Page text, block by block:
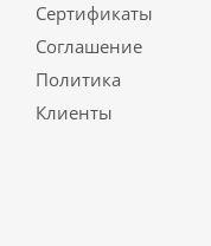
Сертификаты
Соглашение
Политика
Клиенты